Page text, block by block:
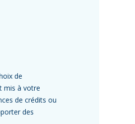
de
mis à votre
de crédits ou
des